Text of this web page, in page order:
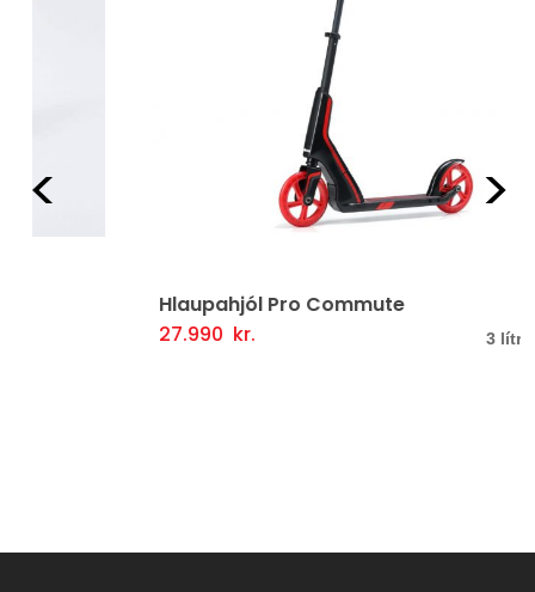
Hlaupahjól Pro Commute
3 lítrar í boði
Valmöguleikarar
Þessi
mörgum